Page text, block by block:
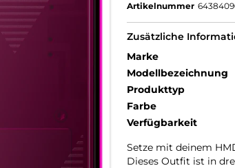
Artikelnummer
Zusätzliche
Marke
Modellbezeichnung
Produkttyp
Farbe
Verfügbarkeit
Setze mit deinem
Dieses Outfit ist in